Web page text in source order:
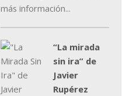
más información...
“La mirada
sin ira” de
Javier
Rupérez